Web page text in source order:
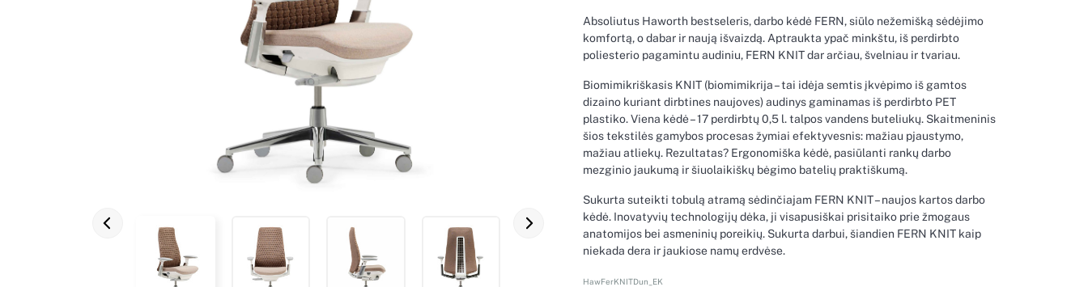
Absoliutus Haworth bestseleris, darbo kėdė FERN, siūlo nežemišką sėdėjimo
komfortą, o dabar ir naują išvaizdą. Aptraukta ypač minkštu, iš perdirbto
poliesterio pagamintu audiniu, FERN KNIT dar arčiau, švelniau ir tvariau.
Biomimikriškasis KNIT (biomimikrija – tai idėja semtis įkvėpimo iš gamtos
dizaino kuriant dirbtines naujoves) audinys gaminamas iš perdirbto PET
plastiko. Viena kėdė – 17 perdirbtų 0,5 l. talpos vandens buteliukų. Skaitmeninis
šios tekstilės gamybos procesas žymiai efektyvesnis: mažiau pjaustymo,
mažiau atliekų. Rezultatas? Ergonomiška kėdė, pasiūlanti rankų darbo
mezginio jaukumą ir šiuolaikiškų bėgimo batelių praktiškumą.
Sukurta suteikti tobulą atramą sėdinčiajam FERN KNIT – naujos kartos darbo
kėdė. Inovatyvių technologijų dėka, ji visapusiškai prisitaiko prie žmogaus
anatomijos bei asmeninių poreikių. Sukurta darbui, šiandien FERN KNIT kaip
niekada dera ir jaukiose namų erdvėse.
HawFerKNITDun_EK